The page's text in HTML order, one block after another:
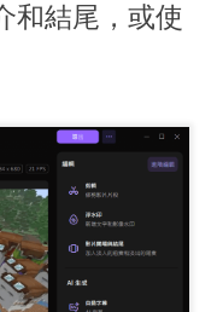
和結尾，或使